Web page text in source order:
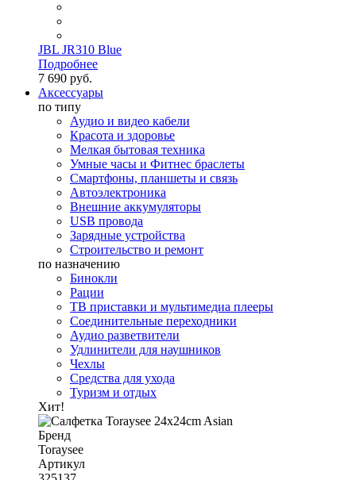
JBL JR310 Blue
Подробнее
7 690 руб.
Аксессуары
по типу
Аудио и видео кабели
Красота и здоровье
Мелкая бытовая техника
Умные часы и Фитнес браслеты
Смартфоны, планшеты и связь
Автоэлектроника
Внешние аккумуляторы
USB провода
Зарядные устройства
Строительство и ремонт
по назначению
Бинокли
Рации
ТВ приставки и мультимедиа плееры
Соединительные переходники
Аудио разветвители
Удлинители для наушников
Чехлы
Средства для ухода
Туризм и отдых
Хит!
Бренд
Toraysee
Артикул